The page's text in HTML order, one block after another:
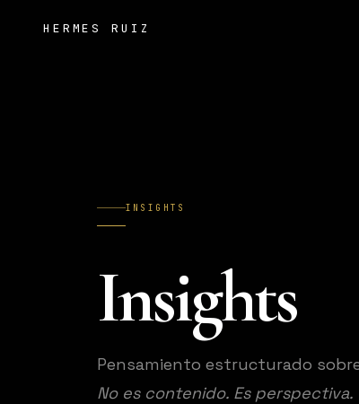
HERMES RUIZ
INSIGHTS
Insights
Pensamiento estructurado
No es contenido. Es perspectiva.